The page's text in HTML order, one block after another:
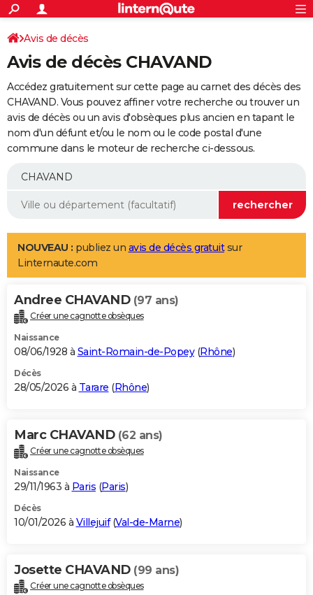
ACTUALITÉS
Politique
Société
Faits Divers
Education
Monde
Villes
+
SPORT
Coupe du monde 2026
Football
Tennis
Cyclisme
Rugby
Forum
Programme TV
TNT
Streaming
Cinéma
Sorties cinéma
Musique
+
FINANCE
Retraite
Epargne
Immobilier
Risques naturels par ville
Banque
Assurance
AUTO
Essais
Réserver un essai
Citadines
Berlines
SUV
Forum auto
+
Mobiles
Meilleur smartphone
Internet
Ordinateurs
Jeux vidéo
Guide high-tech
Aménagement intérieur
LIFESTYLE
Art de vivre
Bien-être
Loisirs
Mode
Modes de vie
Alimentation
Guide de la santé
Maladies
Médicaments
Sommeil
VOYAGE
Destinations
City break
Voyage nature
Voyage de noces
Forum
Climat
+PHOTO
GUIDES D'ACHAT
BONS PLANS
Carte de Noël
Carte Bonne année
Carte Saint-Valentin
Carte Pâques
Carte d'anniversaire
DICTIONNAIRE
Dictionnaire
Biographies
Citations
Expressions
Proverbes
PROGRAMME TV
S'inscrire
Se connecter
Lycées
Collèges
Primaires
Universités
Entreprises
Service militaire
Avis de recherche
AVIS DE DÉCÈS
Bricolage
Lifestyle
Culture
Sport
Auto
Television
Voyage
Cinema
Avis de décès
Avis de décès CHAVAND
Accédez gratuitement sur cette page au carnet des décès des
CHAVAND. Vous pouvez affiner votre recherche ou trouver un
avis de décès ou un avis d'obsèques plus ancien en tapant le
nom d'un défunt et/ou le nom ou le code postal d'une
commune dans le moteur de recherche ci-dessous.
NOUVEAU : publiez un avis de décès gratuitsur
Linternaute.com
Andree CHAVAND (97 ans)
Créer une cagnotte obsèques
Naissance
08/06/1928 à Saint-Romain-de-Popey(Rhône)
Décès
28/05/2026 à Tarare (Rhône)
Marc CHAVAND (62 ans)
Créer une cagnotte obsèques
Naissance
29/11/1963 à Paris (Paris)
Décès
10/01/2026 à Villejuif(Val-de-Marne)
Josette CHAVAND (99 ans)
Créer une cagnotte obsèques